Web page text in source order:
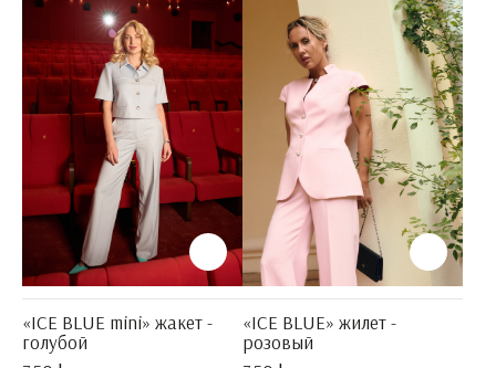
«ICE BLUE mini» жакет -
голубой
«ICE BLUE» жилет -
розовый